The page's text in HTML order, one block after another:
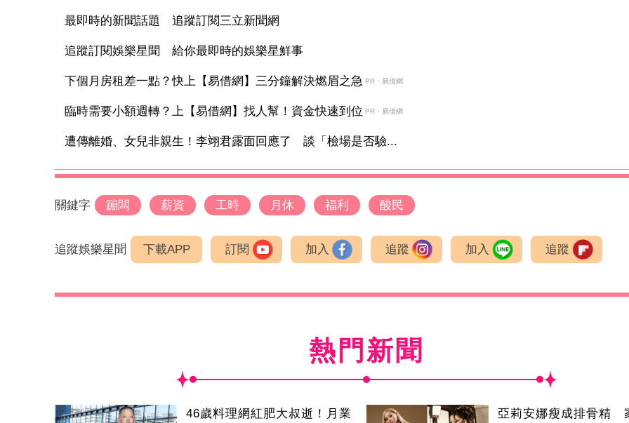
最即時的新聞話題 追蹤訂閱三立新聞網
追蹤訂閱娛樂星聞 給你最即時的娛樂星鮮事
下個月房租差一點？快上【易借網】三分鐘解決燃眉之急 PR・易借網
臨時需要小額週轉？上【易借網】找人幫！資金快速到位 PR・易借網
遭傳離婚、女兒非親生！李翊君露面回應了 談「檢場是否驗...
關鍵字 蹦闆 薪資 工時 月休 福利 酸民
追蹤娛樂星聞 下載APP 訂閱 加入 追蹤 加入 追蹤
熱門新聞
46歲料理網紅肥大叔逝！月業 亞莉安娜瘦成排骨精